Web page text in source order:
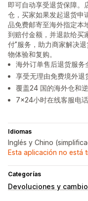
即可自动享受退货保障。
仓，买家如果发起退货申
品免费邮寄至海外指定本
到赔付金额，并退款给买
付”服务，助力商家解决
物体验和复购。
海外订单售后退货服务
享受无理由免费境外退
覆盖24 国的海外仓和逆
7x24小时在线客服电话
Idiomas
Inglés y Chino
Esta aplicación no está
Categorías
Devoluciones y